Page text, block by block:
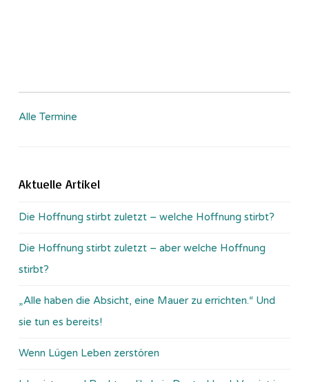
Alle Termine
Aktuelle Artikel
Die Hoffnung stirbt zuletzt – welche Hoffnung stirbt?
Die Hoffnung stirbt zuletzt – aber welche Hoffnung
stirbt?
„Alle haben die Absicht, eine Mauer zu errichten.“ Und
sie tun es bereits!
Wenn Lügen Leben zerstören